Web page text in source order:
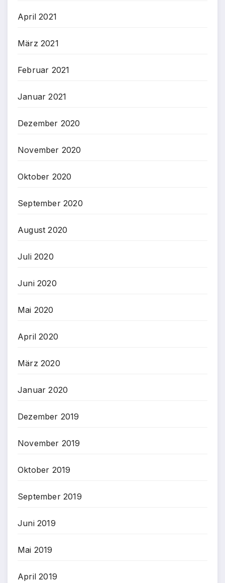
April 2021
März 2021
Februar 2021
Januar 2021
Dezember 2020
November 2020
Oktober 2020
September 2020
August 2020
Juli 2020
Juni 2020
Mai 2020
April 2020
März 2020
Januar 2020
Dezember 2019
November 2019
Oktober 2019
September 2019
Juni 2019
Mai 2019
April 2019